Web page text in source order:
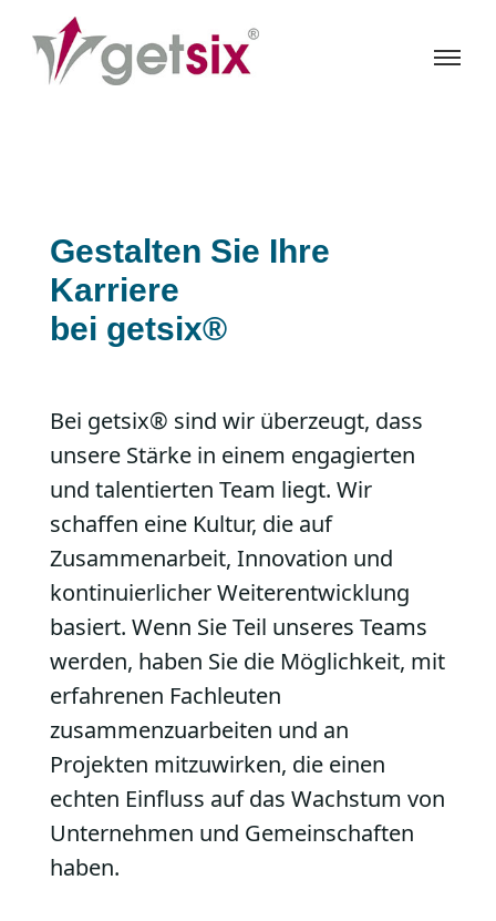
Gestalten Sie Ihre
Karriere
bei getsix®
Bei getsix® sind wir überzeugt, dass
unsere Stärke in einem engagierten
und talentierten Team liegt. Wir
schaffen eine Kultur, die auf
Zusammenarbeit, Innovation und
kontinuierlicher Weiterentwicklung
basiert. Wenn Sie Teil unseres Teams
werden, haben Sie die Möglichkeit, mit
erfahrenen Fachleuten
zusammenzuarbeiten und an
Projekten mitzuwirken, die einen
echten Einfluss auf das Wachstum von
Unternehmen und Gemeinschaften
haben.